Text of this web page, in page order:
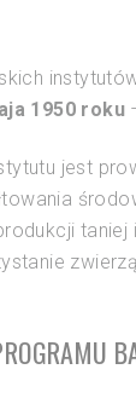
1950 roku
jest